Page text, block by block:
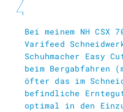
Bei meinem NH CSX
Varifeed
Schuhmacher Easy
beim Bergabfahren
öfter das im
befindliche
optimal in den